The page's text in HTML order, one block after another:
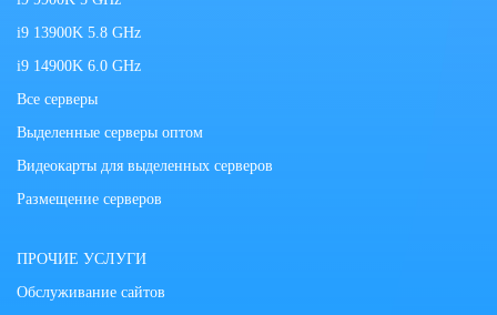
i9 13900K 5.8 GHz
i9 14900K 6.0 GHz
Все серверы
Выделенные серверы оптом
Видеокарты для выделенных серверов
Размещение серверов
ПРОЧИЕ УСЛУГИ
Обслуживание сайтов